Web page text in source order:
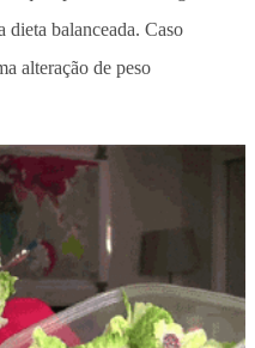
dieta balanceada. Caso
alteração de peso